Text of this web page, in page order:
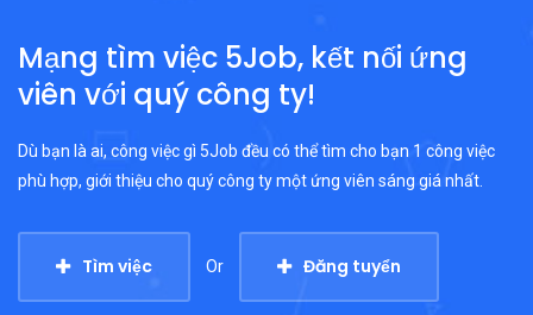
Mạng tìm việc 5Job, kết nối ứng
viên với quý công ty!
Dù bạn là ai, công việc gì 5Job đều có thể tìm cho bạn 1 công việc
phù hợp, giới thiệu cho quý công ty một ứng viên sáng giá nhất.
Tìm việc Or Đăng tuyển